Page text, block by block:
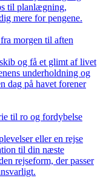
til planlægning,
mere for pengene.
morgen til aften
og få et glimt af livet
underholdning og
dag på havet forener
til ro og fordybelse
eller en rejse
til din næste
rejseform, der passer